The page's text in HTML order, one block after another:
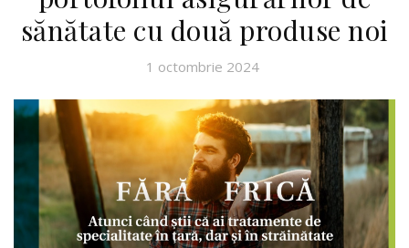
sănătate cu două produse noi
1 octombrie 2024